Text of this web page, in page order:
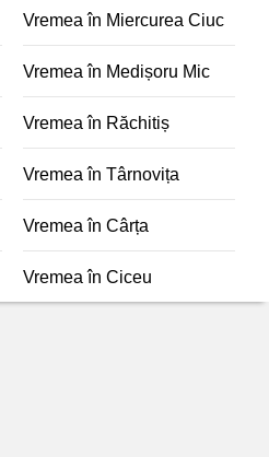
Vremea în Miercurea Ciuc
Vremea în Medișoru Mic
Vremea în Răchitiș
Vremea în Târnovița
Vremea în Cârța
Vremea în Ciceu